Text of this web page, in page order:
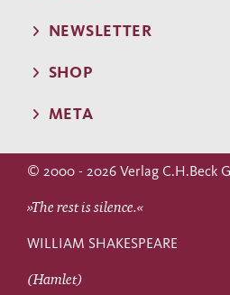
NEWSLETTER
SHOP
META
© 2000 - 2026 Verlag C.H.Beck
»The rest is silence.«
WILLIAM SHAKESPEARE
(Hamlet)